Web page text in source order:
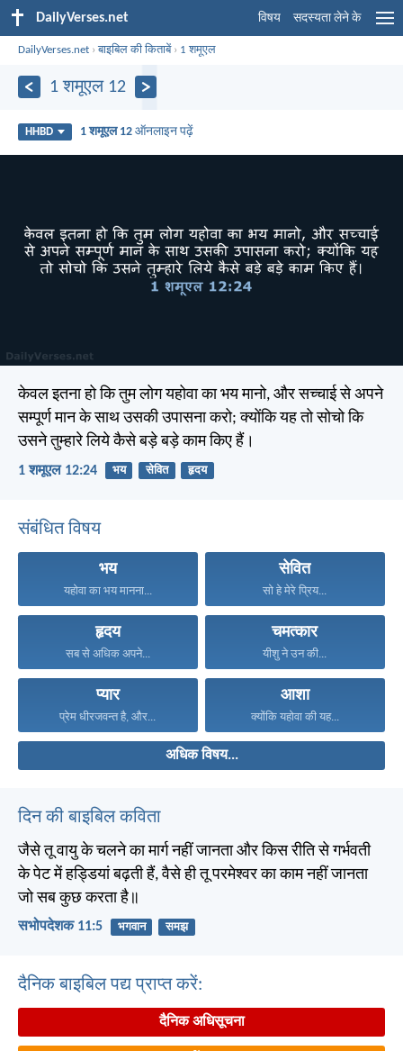
DailyVerses.net विषय सदस्यता लेने के
DailyVerses.net ›बाइबिल की किताबें› 1 शमूएल
1 शमूएल 12
HHBD 1 शमूएल 12 ऑनलाइन पढ़ें
केवल इतना हो कि तुम लोग यहोवा का भय मानो, और सच्चाई से अपने
सम्पूर्ण मान के साथ उसकी उपासना करो; क्योंकि यह तो सोचो कि
उसने तुम्हारे लिये कैसे बड़े बड़े काम किए हैं।
1 शमूएल 12:24 भय सेवित हृदय
संबंधित विषय
भय
यहोवा का भय मानना...
सेवित
सो हे मेरे प्रिय...
हृदय
सब से अधिक अपने...
चमत्कार
यीशु ने उन की...
प्यार
प्रेम धीरजवन्त है, और...
आशा
क्योंकि यहोवा की यह...
अधिक विषय...
दिन की बाइबिल कविता
जैसे तू वायु के चलने का मार्ग नहीं जानता और किस रीति से गर्भवती
के पेट में हड्डियां बढ़ती हैं, वैसे ही तू परमेश्वर का काम नहीं जानता
जो सब कुछ करता है॥
सभोपदेशक 11:5 भगवान समझ
दैनिक बाइबिल पद्य प्राप्त करें:
दैनिक अधिसूचना